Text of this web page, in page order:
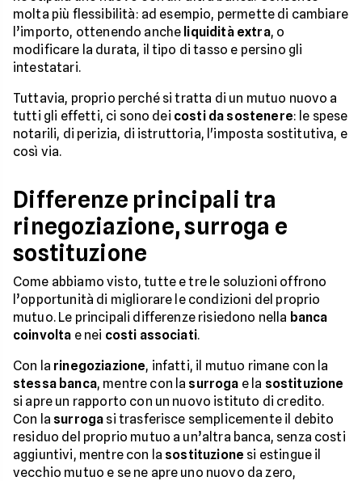
molta più flessibilità: ad esempio, permette di cambiare
l’importo, ottenendo anche liquidità extra, o
modificare la durata, il tipo di tasso e persino gli
intestatari.
Tuttavia, proprio perché si tratta di un mutuo nuovo a
tutti gli effetti, ci sono dei costi da sostenere: le spese
notarili, di perizia, di istruttoria, l'imposta sostitutiva, e
così via.
Differenze principali tra
rinegoziazione, surroga e
sostituzione
Come abbiamo visto, tutte e tre le soluzioni offrono
l’opportunità di migliorare le condizioni del proprio
mutuo. Le principali differenze risiedono nella banca
coinvolta e nei costi associati.
Con la rinegoziazione, infatti, il mutuo rimane con la
stessa banca, mentre con la surroga e la sostituzione
si apre un rapporto con un nuovo istituto di credito.
Con la surroga si trasferisce semplicemente il debito
residuo del proprio mutuo a un’altra banca, senza costi
aggiuntivi, mentre con la sostituzione si estingue il
vecchio mutuo e se ne apre uno nuovo da zero,